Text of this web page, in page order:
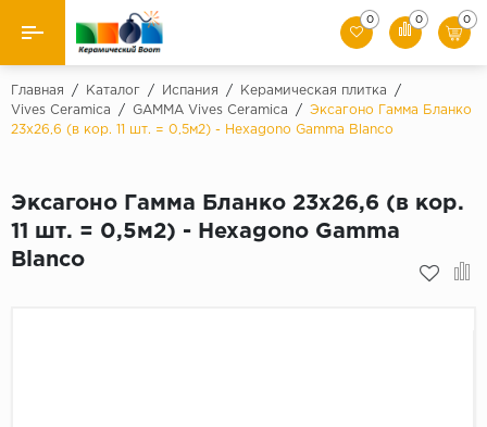
Назад
Производители
Керамогранит
0 0 0
Главная / Каталог / Испания / Керамическая плитка
/
Vives Ceramica
/ GAMMA Vives Ceramica /
Эксагоно Гамма Бланко
23x26,6 (в кор. 11 шт. = 0,5м2) - Hexagono Gamma Blanco
Эксагоно Гамма Бланко 23x26,6 (в кор.
11 шт. = 0,5м2) - Hexagono Gamma
Blanco